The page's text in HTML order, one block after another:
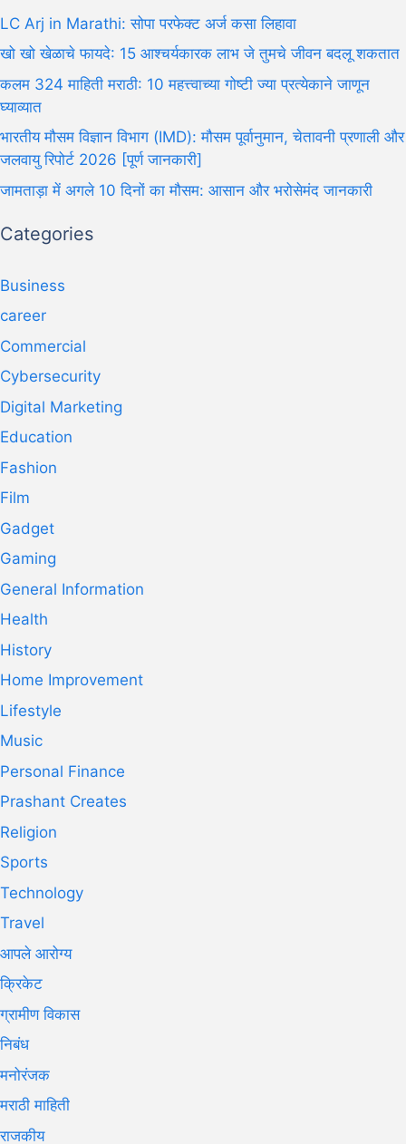
LC Arj in Marathi: सोपा परफेक्ट अर्ज कसा लिहावा
खो खो खेळाचे फायदे: 15 आश्चर्यकारक लाभ जे तुमचे जीवन बदलू शकतात
कलम 324 माहिती मराठी: 10 महत्त्वाच्या गोष्टी ज्या प्रत्येकाने जाणून
घ्याव्यात
भारतीय मौसम विज्ञान विभाग (IMD): मौसम पूर्वानुमान, चेतावनी प्रणाली और
जलवायु रिपोर्ट 2026 [पूर्ण जानकारी]
जामताड़ा में अगले 10 दिनों का मौसम: आसान और भरोसेमंद जानकारी
Categories
Business
career
Commercial
Cybersecurity
Digital Marketing
Education
Fashion
Film
Gadget
Gaming
General Information
Health
History
Home Improvement
Lifestyle
Music
Personal Finance
Prashant Creates
Religion
Sports
Technology
Travel
आपले आरोग्य
क्रिकेट
ग्रामीण विकास
निबंध
मनोरंजक
मराठी माहिती
राजकीय